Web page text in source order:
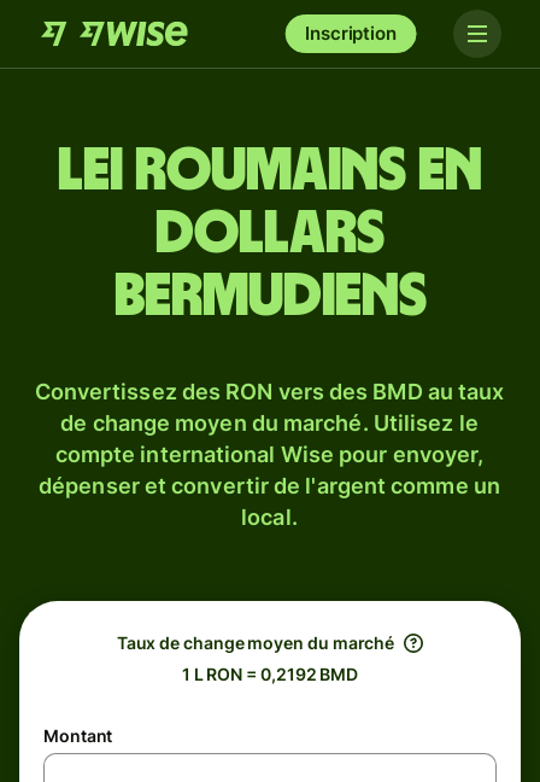
Inscription
Lei roumains en
dollars
bermudiens
Convertissez des RON vers des BMD au taux
de change moyen du marché. Utilisez le
compte international Wise pour envoyer,
dépenser et convertir de l'argent comme un
local.
Taux de change moyen du marché
1 L RON = 0,2192 BMD
Montant